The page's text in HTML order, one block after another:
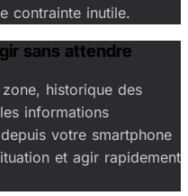
contrainte inutile.
sans attendre
historique des
informations
votre smartphone
et agir rapidement